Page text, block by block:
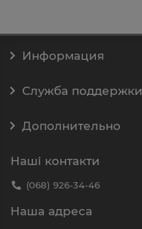
Информация
Служба поддержки
Дополнительно
Наші контакти
(068) 926-34-46
Наша адреса